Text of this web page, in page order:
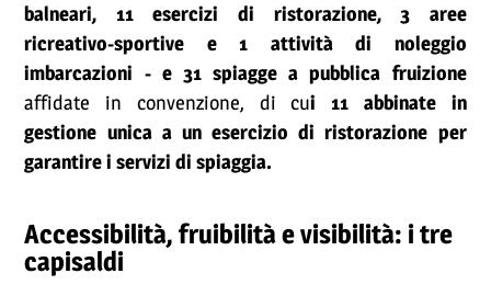
balneari, 11 esercizi di ristorazione, 3 aree
ricreativo-sportive e 1 attività di noleggio
imbarcazioni - e 31 spiagge a pubblica fruizione
affidate in convenzione, di cui 11 abbinate in
gestione unica a un esercizio di ristorazione per
garantire i servizi di spiaggia.
Accessibilità, fruibilità e visibilità: i tre
capisaldi